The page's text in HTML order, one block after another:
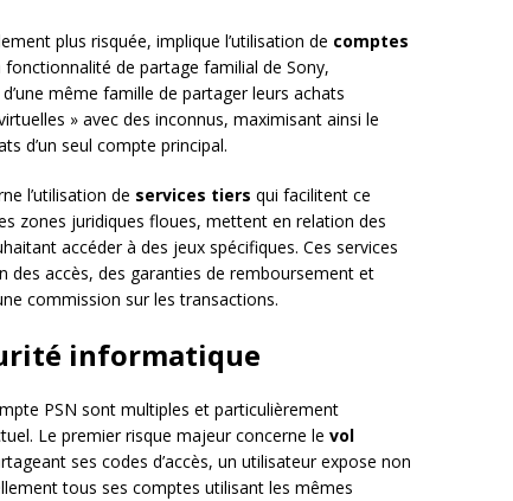
plus risquée, implique l’utilisation de comptes
de partage familial de Sony,
même famille de partager leurs achats
» avec des inconnus, maximisant ainsi le
d’un seul compte principal.
l’utilisation de services tiers qui facilitent ce
zones juridiques floues, mettent en relation des
accéder à des jeux spécifiques. Ces services
accès, des garanties de remboursement et
commission sur les transactions.
informatique
PSN sont multiples et particulièrement
Le premier risque majeur concerne le vol
ses codes d’accès, un utilisateur expose non
tous ses comptes utilisant les mêmes